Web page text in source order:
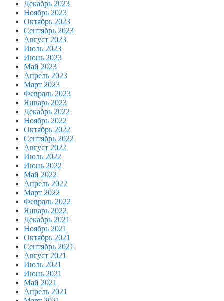
Декабрь 2023
Ноябрь 2023
Октябрь 2023
Сентябрь 2023
Август 2023
Июль 2023
Июнь 2023
Май 2023
Апрель 2023
Март 2023
Февраль 2023
Январь 2023
Декабрь 2022
Ноябрь 2022
Октябрь 2022
Сентябрь 2022
Август 2022
Июль 2022
Июнь 2022
Май 2022
Апрель 2022
Март 2022
Февраль 2022
Январь 2022
Декабрь 2021
Ноябрь 2021
Октябрь 2021
Сентябрь 2021
Август 2021
Июль 2021
Июнь 2021
Май 2021
Апрель 2021